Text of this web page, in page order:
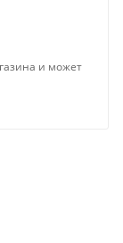
и может